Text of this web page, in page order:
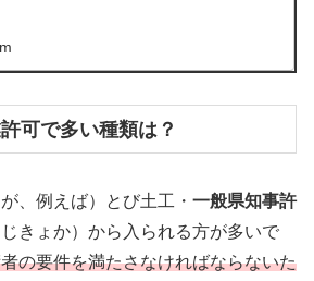
可で多い種類は？
、例えば）とび土工・ 一般県知事許
じきょか）から入られる方が多いで
の要件を満たさなければならないた